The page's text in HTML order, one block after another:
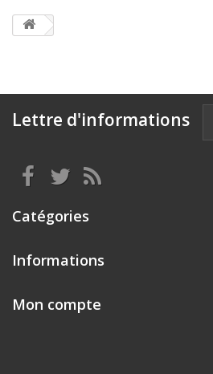
Lettre d'informations
Catégories
Informations
Mon compte